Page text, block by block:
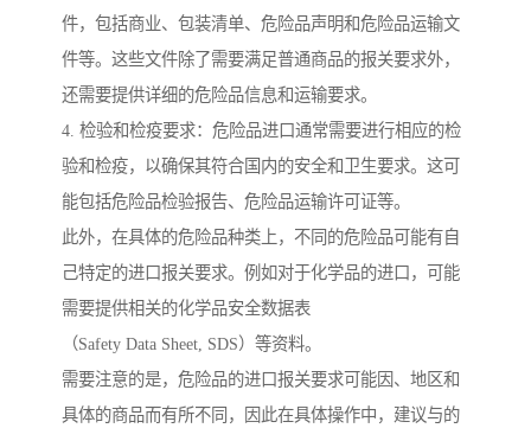
件，包括商业、包装清单、危险品声明和危险品运输文
件等。这些文件除了需要满足普通商品的报关要求外，
还需要提供详细的危险品信息和运输要求。
4. 检验和检疫要求：危险品进口通常需要进行相应的检
验和检疫，以确保其符合国内的安全和卫生要求。这可
能包括危险品检验报告、危险品运输许可证等。
此外，在具体的危险品种类上，不同的危险品可能有自
己特定的进口报关要求。例如对于化学品的进口，可能
需要提供相关的化学品安全数据表
（Safety Data Sheet, SDS）等资料。
需要注意的是，危险品的进口报关要求可能因、地区和
具体的商品而有所不同，因此在具体操作中，建议与的